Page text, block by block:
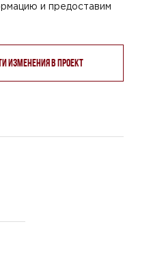
и предоставим
изменения в проект